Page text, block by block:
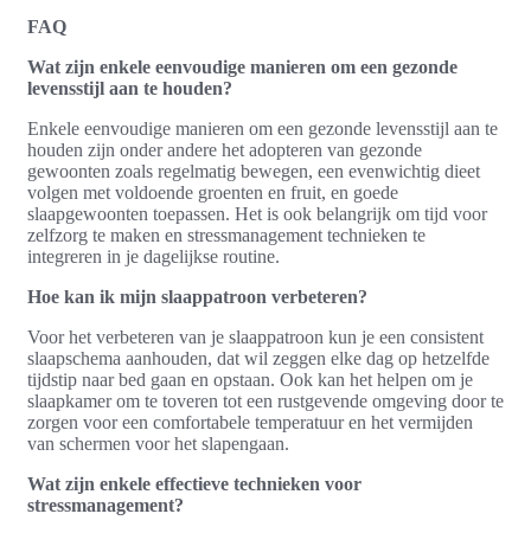
FAQ
Wat zijn enkele eenvoudige manieren om een gezonde
levensstijl aan te houden?
Enkele eenvoudige manieren om een gezonde levensstijl aan te
houden zijn onder andere het adopteren van gezonde
gewoonten zoals regelmatig bewegen, een evenwichtig dieet
volgen met voldoende groenten en fruit, en goede
slaapgewoonten toepassen. Het is ook belangrijk om tijd voor
zelfzorg te maken en stressmanagement technieken te
integreren in je dagelijkse routine.
Hoe kan ik mijn slaappatroon verbeteren?
Voor het verbeteren van je slaappatroon kun je een consistent
slaapschema aanhouden, dat wil zeggen elke dag op hetzelfde
tijdstip naar bed gaan en opstaan. Ook kan het helpen om je
slaapkamer om te toveren tot een rustgevende omgeving door te
zorgen voor een comfortabele temperatuur en het vermijden
van schermen voor het slapengaan.
Wat zijn enkele effectieve technieken voor
stressmanagement?